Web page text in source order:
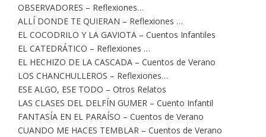
OBSERVADORES – Reflexiones…
ALLÍ DONDE TE QUIERAN – Reflexiones …
EL COCODRILO Y LA GAVIOTA – Cuentos Infantiles
EL CATEDRÁTICO – Reflexiones …
EL HECHIZO DE LA CASCADA – Cuentos de Verano
LOS CHANCHULLEROS – Reflexiones…
ESE ALGO, ESE TODO – Otros Relatos
LAS CLASES DEL DELFÍN GUMER – Cuento Infantil
FANTASÍA EN EL PARAÍSO – Cuentos de Verano
CUANDO ME HACES TEMBLAR – Cuentos de Verano